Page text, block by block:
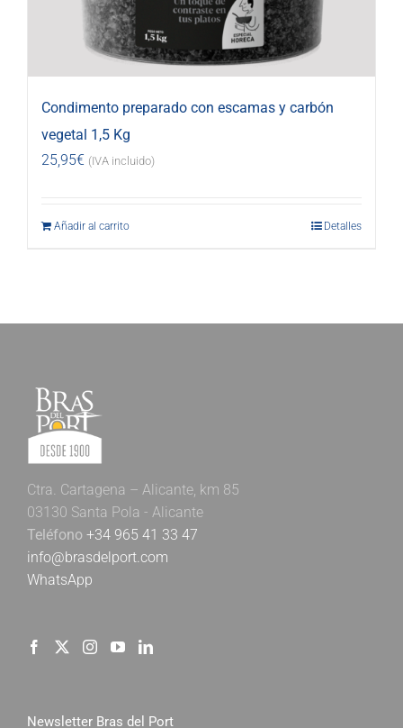
Condimento preparado con escamas y carbón
vegetal 1,5 Kg
25,95€ (IVA incluido)
Añadir al carrito Detalles
Ctra. Cartagena – Alicante, km 85
03130 Santa Pola - Alicante
Teléfono +34 965 41 33 47
info@brasdelport.com
WhatsApp
Newsletter Bras del Port